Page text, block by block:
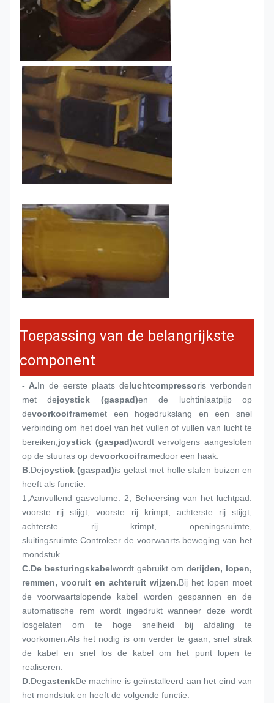
Toepassing van de belangrijkste
component
- A.In de eerste plaats deluchtcompressoris verbonden
met dejoystick (gaspad)en de luchtinlaatpijp op
devoorkooiframemet een hogedrukslang en een snel
verbinding om het doel van het vullen of vullen van lucht te
bereiken;joystick (gaspad)wordt vervolgens aangesloten
op de stuuras op devoorkooiframedoor een haak.
B.Dejoystick (gaspad)is gelast met holle stalen buizen en
heeft als functie:
1, Aanvullend gasvolume. 2, Beheersing van het luchtpad:
voorste rij stijgt, voorste rij krimpt, achterste rij stijgt,
achterste rij krimpt, openingsruimte,
sluitingsruimte.Controleer de voorwaarts beweging van het
mondstuk.
C.De besturingskabelwordt gebruikt om derijden, lopen,
remmen, vooruit en achteruit wijzen.Bij het lopen moet
de voorwaartslopende kabel worden gespannen en de
automatische rem wordt ingedrukt wanneer deze wordt
losgelaten om te hoge snelheid bij afdaling te
voorkomen.Als het nodig is om verder te gaan, snel strak
de kabel en snel los de kabel om het punt lopen te
realiseren.
D.DegastenkDe machine is geïnstalleerd aan het eind van
het mondstuk en heeft de volgende functie: